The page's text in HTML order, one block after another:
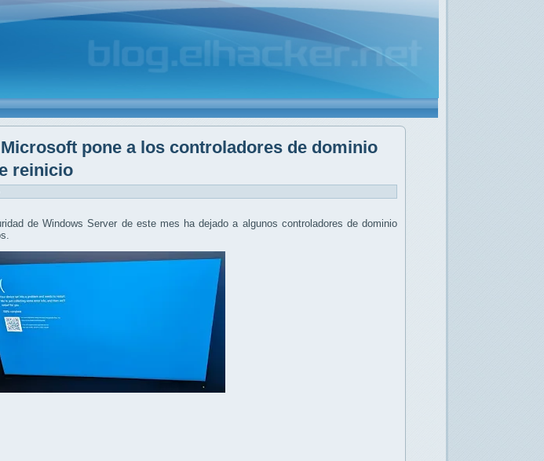
pone a los controladores de dominio
reinicio
de Windows Server de este mes ha dejado a algunos controladores de dominio